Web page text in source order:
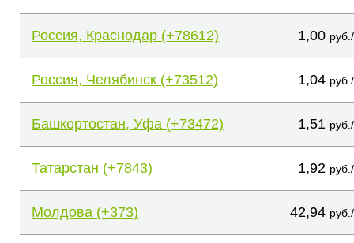
Россия, Краснодар (+78612) 1,00
Россия, Челябинск (+73512) 1,04
Башкортостан, Уфа (+73472) 1,51
Татарстан (+7843) 1,92
Молдова (+373) 42,94